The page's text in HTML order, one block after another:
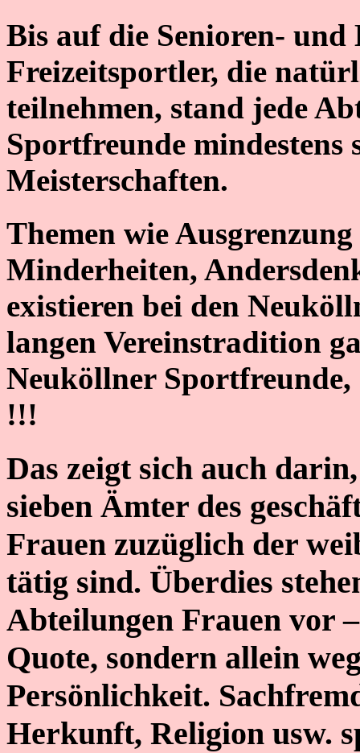
Bis auf die Senioren-
Freizeitsportler, die
teilnehmen, stand jede
Sportfreunde mindestens
Meisterschaften.
Themen wie
Minderheiten,
existieren bei den
langen Vereinstradition
Neuköllner
!!!
Das zeigt sich auch
sieben Ämter des
Frauen zuzüglich der
tätig sind. Überdies
Abteilungen Frauen vor
Quote, sondern allein
Persönlichkeit.
Herkunft, Religion usw.